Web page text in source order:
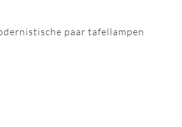
paar tafellampen